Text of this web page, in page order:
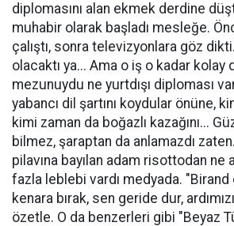
diplomasını alan ekmek derdine
muhabir olarak başladı mesleğe.
çalıştı, sonra televizyonlara göz
olacaktı ya... Ama o iş o kadar kolay
mezunuydu ne yurtdışı diploması
yabancı dil şartını koydular önüne,
kimi zaman da boğazlı kazağını...
bilmez, şaraptan da anlamazdı
pilavına bayılan adam risottodan ne
fazla leblebi vardı medyada. "Birand
kenara bırak, sen geride dur,
özetle. O da benzerleri gibi "Beyaz